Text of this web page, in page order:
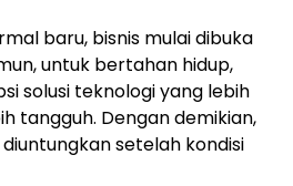
baru, bisnis mulai dibuka
untuk bertahan hidup,
solusi teknologi yang lebih
tangguh. Dengan demikian,
setelah kondisi